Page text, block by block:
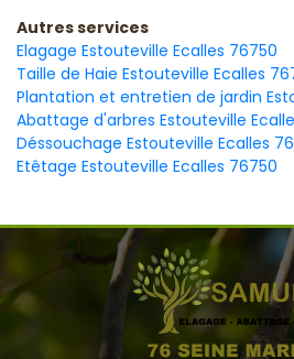
Autres services
Elagage Estouteville Ecalles 76750
Taille de Haie Estouteville Ecalles
Plantation et entretien de jardin
Abattage d'arbres Estouteville
Déssouchage Estouteville Ecalles
Etêtage Estouteville Ecalles 76750